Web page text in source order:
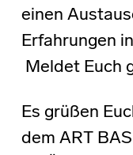
einen
Erfahrungen
Meldet Euch
Es grüßen
dem ART